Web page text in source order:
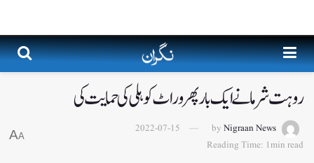
روہت شرما نے ایک بار پھر وراٹ کوہلی کی حمایت کی
by Nigraan News
2022-07-15
Reading Time: 1min read
A
A